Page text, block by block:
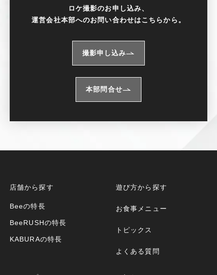
ロケ撮影のお申し込み、
運営会社本部へのお問い合わせはこちらから。
撮影申し込み
本部問合せ
店舗から探す
Beeの特長
BeeRUSHの特長
KABURAの特長
遊び方から探す
お食事メニュー
トピックス
よくある質問